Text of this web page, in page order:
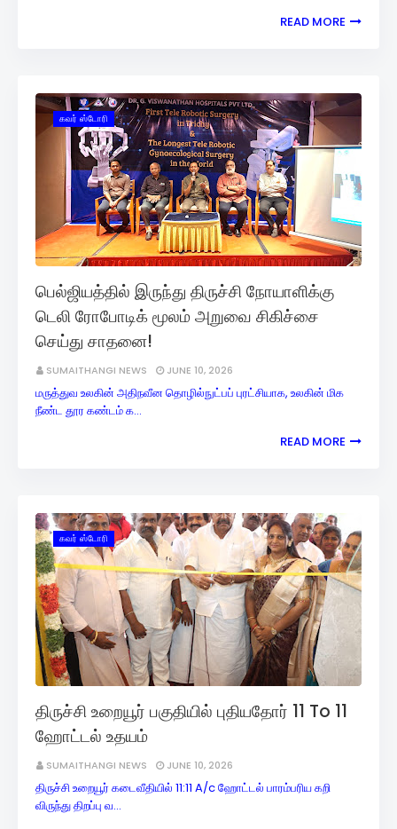
READ MORE
கவர் ஸ்டோரி
பெல்ஜியத்தில் இருந்து திருச்சி நோயாளிக்கு
டெலி ரோபோடிக் மூலம் அறுவை சிகிச்சை
செய்து சாதனை!
SUMAITHANGI NEWS JUNE 10, 2026
மருத்துவ உலகின் அதிநவீன தொழில்நுட்பப் புரட்சியாக, உலகின் மிக
நீண்ட தூர கண்டம் க…
READ MORE
கவர் ஸ்டோரி
திருச்சி உறையூர் பகுதியில் புதியதோர் 11 To 11
ஹோட்டல் உதயம்
SUMAITHANGI NEWS JUNE 10, 2026
திருச்சி உறையூர் கடைவீதியில் 11:11 A/c ஹோட்டல் பாரம்பரிய கறி
விருந்து திறப்பு வ…